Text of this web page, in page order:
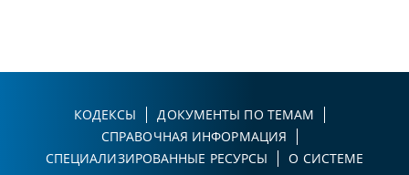
КОДЕКСЫ
ДОКУМЕНТЫ ПО ТЕМАМ
СПРАВОЧНАЯ ИНФОРМАЦИЯ
СПЕЦИАЛИЗИРОВАННЫЕ РЕСУРСЫ
О СИСТЕМЕ